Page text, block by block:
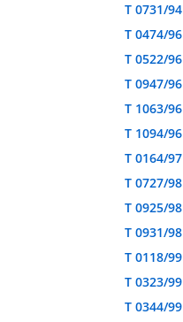
T 0731/94
T 0474/96
T 0522/96
T 0947/96
T 1063/96
T 1094/96
T 0164/97
T 0727/98
T 0925/98
T 0931/98
T 0118/99
T 0323/99
T 0344/99